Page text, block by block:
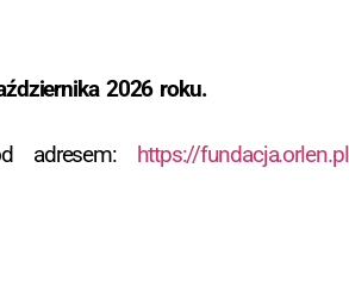
2026 roku.
adresem: https://